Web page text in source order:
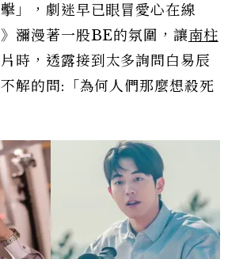
」，劇迷早已眼冒愛心在線
瀰漫著一股BE的氛圍，讓南柱
時，透露接到太多詢問白易辰
解的問:「為何人們那麼想殺死